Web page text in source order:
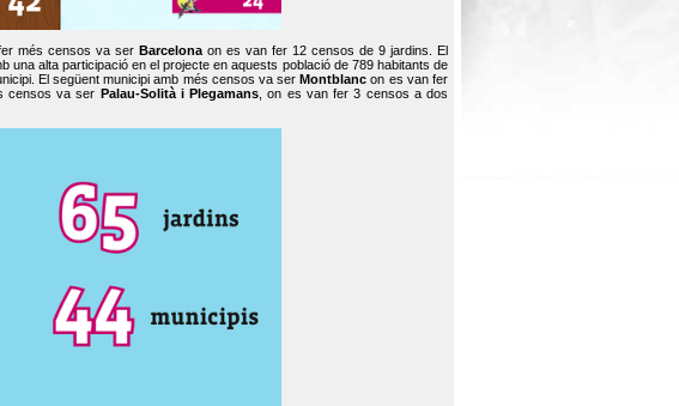
més censos va ser Barcelonaon es van fer 12 censos de 9 jardins. El
una alta participació en el projecte en aquests població de 789 habitants de
El següent municipi amb més censos va serMontblanc on es van fer
censos va ser Palau-Solità i Plegamans , on es van fer 3 censos a dos